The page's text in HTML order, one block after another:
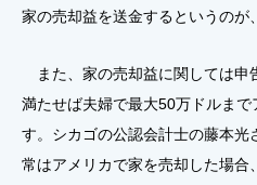
家の売却益を送金するというのが
また、家の売却益に関しては申
満たせば夫婦で最大50万ドルま
す。シカゴの公認会計士の藤本光
常はアメリカで家を売却した場